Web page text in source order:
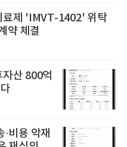
료제 'IMVT-1402' 위탁
약 체결
산 800억
비용 악재